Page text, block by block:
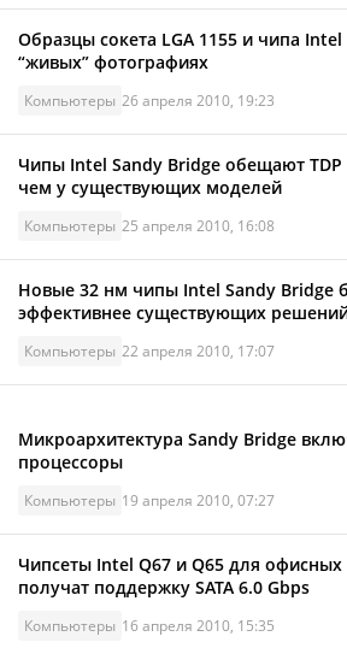
Образцы сокета LGA 1155 и чипа Intel
“живых” фотографиях
Компьютеры 26 апреля 2010, 19:23
Чипы Intel Sandy Bridge обещают
чем у существующих моделей
Компьютеры 25 апреля 2010, 16:08
Новые 32 нм чипы Intel Sandy Bridge
эффективнее существующих
Компьютеры 22 апреля 2010, 17:07
Микроархитектура Sandy Bridge
процессоры
Компьютеры 19 апреля 2010, 07:27
Чипсеты Intel Q67 и Q65 для
получат поддержку SATA 6.0 Gbps
Компьютеры 16 апреля 2010, 15:35